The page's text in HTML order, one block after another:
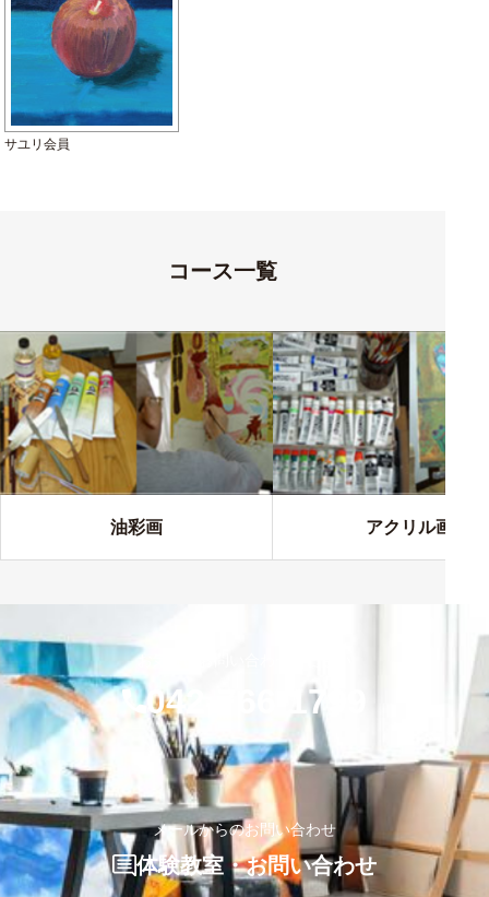
サユリ会員
コース一覧
油彩画 アクリル画
お気軽にお問い合わせください
042-766-1799
メールからのお問い合わせ
体験教室・お問い合わせ